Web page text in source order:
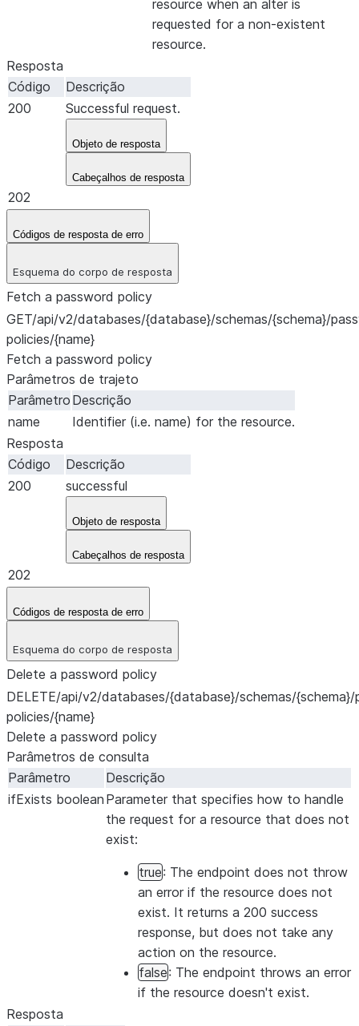
resource when an alter is
requested for a non-existent
resource.
Resposta
Código
Descrição
200
Successful request.
Objeto de resposta
Cabeçalhos de resposta
202
Códigos de resposta de erro
Esquema do corpo de resposta
Fetch a password policy
GET/api/v2/databases/{database}/schemas/{schema}/
policies/{name}
Fetch a password policy
Parâmetros de trajeto
Parâmetro Descrição
name
Identifier (i.e. name) for the resource.
Resposta
Código
Descrição
200
successful
Objeto de resposta
Cabeçalhos de resposta
202
Códigos de resposta de erro
Esquema do corpo de resposta
Delete a password policy
DELETE/api/v2/databases/{database}/schemas/
policies/{name}
Delete a password policy
Parâmetros de consulta
Parâmetro
Descrição
ifExists boolean Parameter that specifies how to handle
the request for a resource that does not
exist:
true: The endpoint does not throw
an error if the resource does not
exist. It returns a 200 success
response, but does not take any
action on the resource.
false: The endpoint throws an error
if the resource doesn't exist.
Resposta